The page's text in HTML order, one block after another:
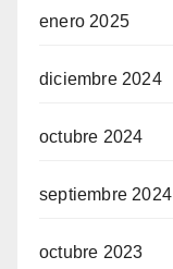
enero 2025
diciembre 2024
octubre 2024
septiembre 2024
octubre 2023